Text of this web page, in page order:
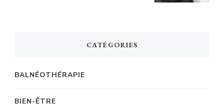
CATÉGORIES
BALNÉOTHÉRAPIE
BIEN-ÊTRE